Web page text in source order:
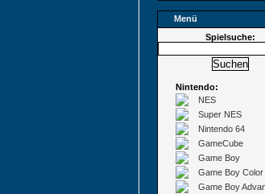
Menü
Spielsuche:
Nintendo:
NES
Super NES
Nintendo 64
GameCube
Game Boy
Game Boy Color
Game Boy